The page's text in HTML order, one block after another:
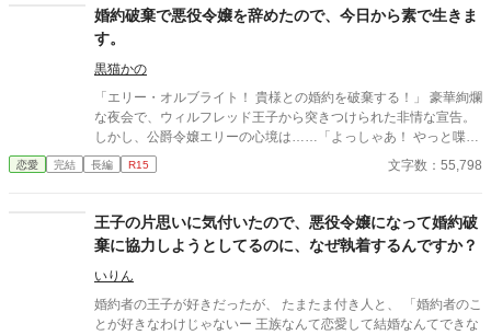
が近い……って、え、なにこれ、溺愛モード突入！？今さらどう
いうつもり！？ でも、よく考えたら―― 私だって最初からアレク
シスに興味なんてなかったんですけど？（ほんとに） お互いに
「どうでもいい」と思っていたはずの関係が、“転生”という非常
識な出来事をきっかけに、静かに、でも確実に動き始める。 これ
は、すれ違いと誤解の果てに生まれる、ちょっとズレたふたりの
再恋（？）物語。 じれじれで不器用な“無自覚すれ違いラブ”、こ
こに開幕――！ 本作は、アルファポリス様、小説家になろう様、
カクヨム様にて掲載させていただいております。 アイデア提供
婚約破棄で悪役令嬢を辞めたので、今日から素で生きま
す。
黒猫かの
「エリー・オルブライト！ 貴様との婚約を破棄する！」 豪華絢爛
な夜会で、ウィルフレッド王子から突きつけられた非情な宣告。
しかし、公爵令嬢エリーの心境は……「よっしゃあ！ やっと喋れ
るわ！！」だった。
恋愛 完結 長編 R15 文字数：55,798
王子の片思いに気付いたので、悪役令嬢になって婚約破
棄に協力しようとしてるのに、なぜ執着するんですか？
いりん
婚約者の王子が好きだったが、 たまたま付き人と、 「婚約者のこ
とが好きなわけじゃないー 王族なんて恋愛して結婚なんてできな